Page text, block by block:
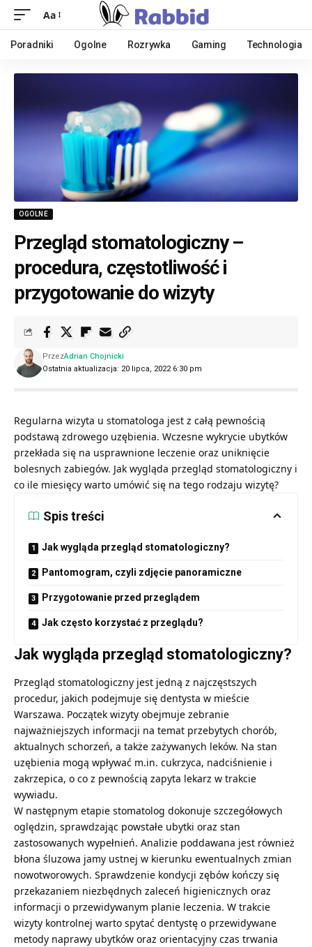
Aa
Poradniki Ogolne Rozrywka Gaming Technologia
OGOLNE
Przegląd stomatologiczny –
procedura, częstotliwość i
przygotowanie do wizyty
Ostatnia aktualizacja: 20 lipca, 2022 6:30 pm
PrzezAdrian Chojnicki
Regularna wizyta u stomatologa jest z całą pewnością
podstawą zdrowego uzębienia. Wczesne wykrycie ubytków
przekłada się na usprawnione leczenie oraz uniknięcie
bolesnych zabiegów. Jak wygląda przegląd stomatologiczny i
co ile miesięcy warto umówić się na tego rodzaju wizytę?
Spis treści
Jak wygląda przegląd stomatologiczny?
Pantomogram, czyli zdjęcie panoramiczne
Przygotowanie przed przeglądem
Jak często korzystać z przeglądu?
Jak wygląda przegląd stomatologiczny?
Przegląd stomatologiczny jest jedną z najczęstszych
procedur, jakich podejmuje się dentysta w mieście
Warszawa. Początek wizyty obejmuje zebranie
najważniejszych informacji na temat przebytych chorób,
aktualnych schorzeń, a także zażywanych leków. Na stan
uzębienia mogą wpływać m.in. cukrzyca, nadciśnienie i
zakrzepica, o co z pewnością zapyta lekarz w trakcie
wywiadu.
W następnym etapie stomatolog dokonuje szczegółowych
oględzin, sprawdzając powstałe ubytki oraz stan
zastosowanych wypełnień. Analizie poddawana jest również
błona śluzowa jamy ustnej w kierunku ewentualnych zmian
nowotworowych. Sprawdzenie kondycji zębów kończy się
przekazaniem niezbędnych zaleceń higienicznych oraz
informacji o przewidywanym planie leczenia. W trakcie
wizyty kontrolnej warto spytać dentystę o przewidywane
metody naprawy ubytków oraz orientacyjny czas trwania